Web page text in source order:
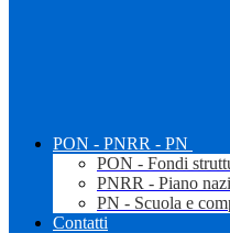
PON - PNRR - PN
PON - Fondi
PNRR - Piano
PN - Scuola e
Contatti